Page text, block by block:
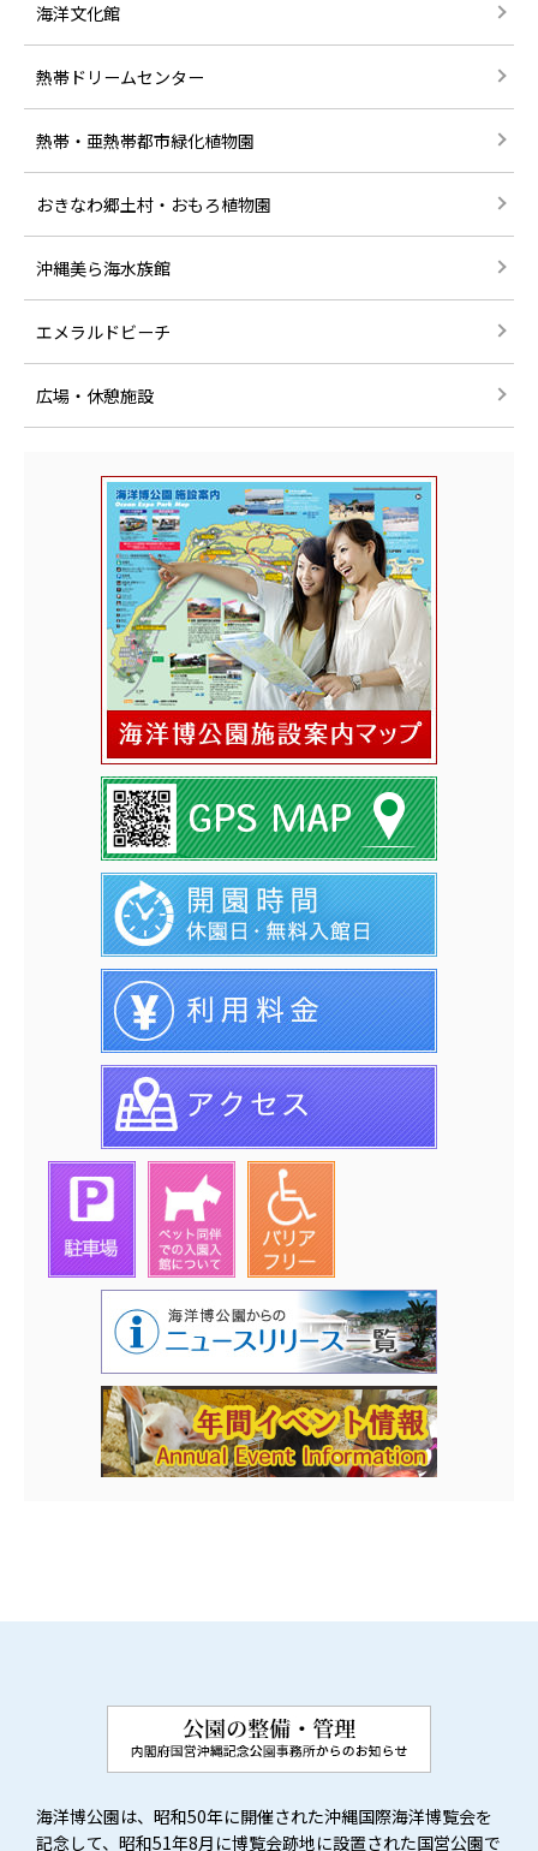
海洋文化館
熱帯ドリームセンター
熱帯・亜熱帯都市緑化植物園
おきなわ郷土村・おもろ植物園
沖縄美ら海水族館
エメラルドビーチ
広場・休憩施設
海洋博公園は、昭和50年に開催された沖縄国際海洋博覧会を
記念して、昭和51年8月に博覧会跡地に設置された国営公園で